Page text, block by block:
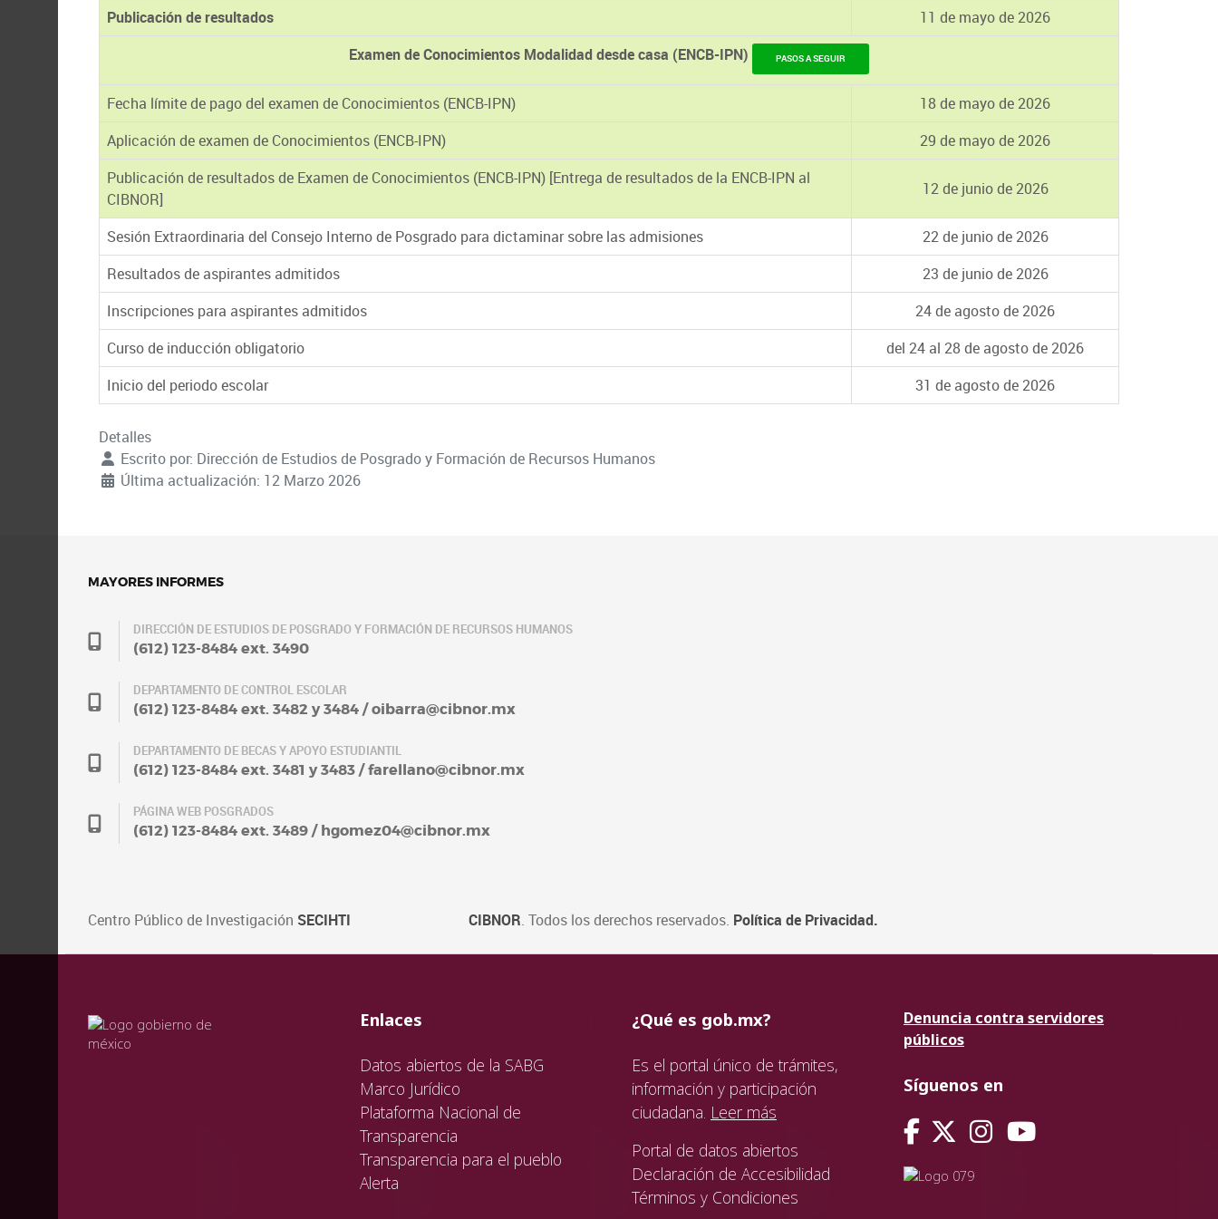
Publicación de resultados
11 de mayo de 2026
Examen de Conocimientos Modalidad desde casa (ENCB-IPN)
PASOS A SEGUIR
Fecha límite de pago del examen de Conocimientos (ENCB-IPN)
18 de mayo de 2026
Aplicación de examen de Conocimientos (ENCB-IPN)
29 de mayo de 2026
Publicación de resultados de Examen de Conocimientos (ENCB-IPN) [Entrega de resultados de la ENCB-IPN al
CIBNOR]
12 de junio de 2026
Sesión Extraordinaria del Consejo Interno de Posgrado para dictaminar sobre las admisiones
22 de junio de 2026
Resultados de aspirantes admitidos
23 de junio de 2026
Inscripciones para aspirantes admitidos
24 de agosto de 2026
Curso de inducción obligatorio
del 24 al 28 de agosto de 2026
Inicio del periodo escolar
31 de agosto de 2026
Detalles
Escrito por: Dirección de Estudios de Posgrado y Formación de Recursos Humanos
Última actualización: 12 Marzo 2026
MAYORES INFORMES
DIRECCIÓN DE ESTUDIOS DE POSGRADO Y FORMACIÓN DE RECURSOS HUMANOS
(612) 123-8484 ext. 3490
DEPARTAMENTO DE CONTROL ESCOLAR
(612) 123-8484 ext. 3482 y 3484 / oibarra@cibnor.mx
DEPARTAMENTO DE BECAS Y APOYO ESTUDIANTIL
(612) 123-8484 ext. 3481 y 3483 / farellano@cibnor.mx
PÁGINA WEB POSGRADOS
(612) 123-8484 ext. 3489 / hgomez04@cibnor.mx
Centro Público de Investigación SECIHTI CIBNOR. Todos los derechos reservados. Política de Privacidad.
valida
valida
valida
Enlaces
Datos abiertos de la SABG
Marco Jurídico
Plataforma Nacional de
Transparencia
Transparencia para el pueblo
Alerta
¿Qué es gob.mx?
Es el portal único de trámites,
información y participación
ciudadana. Leer más
Portal de datos abiertos
Declaración de Accesibilidad
Términos y Condiciones
Denuncia contra servidores
públicos
Síguenos en